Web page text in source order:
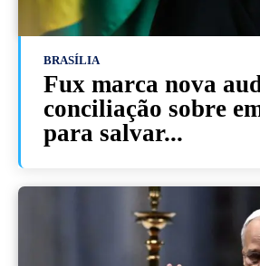
BRASÍLIA
Fux marca nova
conciliação sobre
para salvar...